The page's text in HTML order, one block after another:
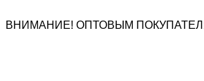
кВНИМАНИЕ! ОПТОВЫМ
товаров
товаров
товара